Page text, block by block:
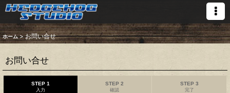
ホーム > お問い合せ
お問い合せ
STEP 1
入力
STEP 2
確認
STEP 3
完了